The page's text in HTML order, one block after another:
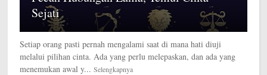
Sejati
Setiap orang pasti pernah mengalami saat di mana hati diuji
melalui pilihan cinta. Ada yang perlu melepaskan, dan ada yang
menemukan awal y... Selengkapnya